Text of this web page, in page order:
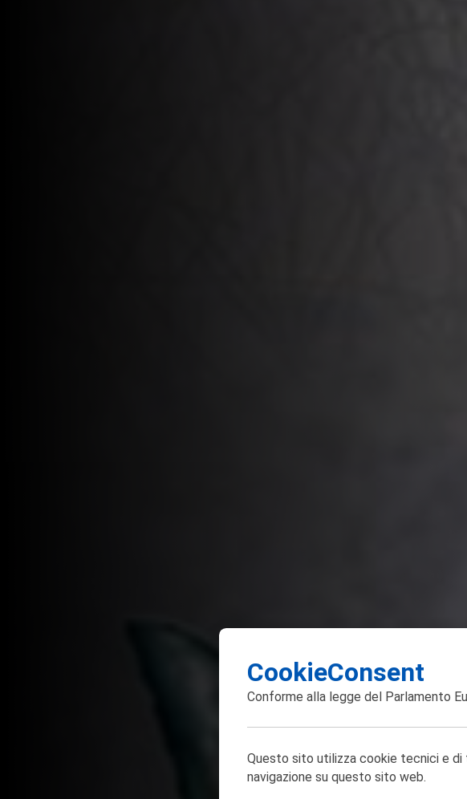
CookieConsent
Conforme alla legge del Parlamento
Questo sito utilizza cookie tecnici e
navigazione su questo sito web.